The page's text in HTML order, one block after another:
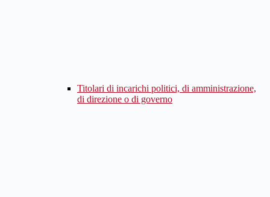
Titolari di incarichi politici, di amministrazione,
di direzione o di governo